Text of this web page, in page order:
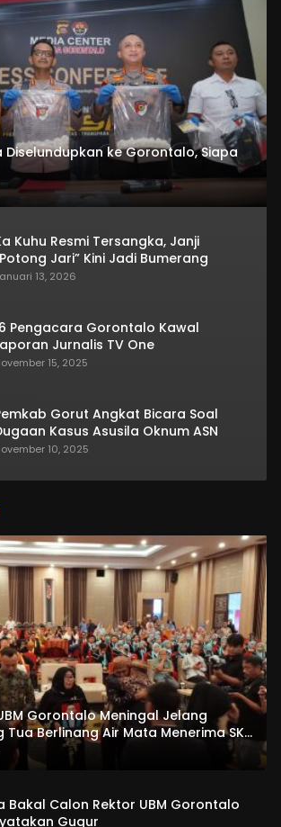
Diselundupkan ke Gorontalo, Siapa
Kuhu Resmi Tersangka, Janji
Jari” Kini Jadi Bumerang
13, 2026
Pengacara Gorontalo Kawal
Jurnalis TV One
15, 2025
Gorut Angkat Bicara Soal
Kasus Asusila Oknum ASN
10, 2025
Gorontalo Meningal Jelang
Tua Berlinang Air Mata Menerima SKL
Salempang
Bakal Calon Rektor UBM Gorontalo
Gugur